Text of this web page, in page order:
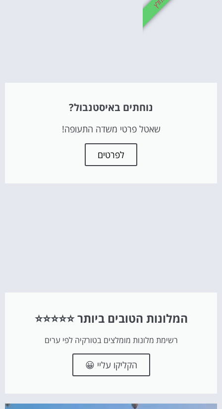
נוחתים באיסטנבול?
שאטל פרטי משדה התעופה!
לפרטים
המלונות הטובים ביותר ⭐⭐⭐⭐⭐
רשימת מלונות מומלצים בטורקיה לפי ערים
הקליקו עליי 😀